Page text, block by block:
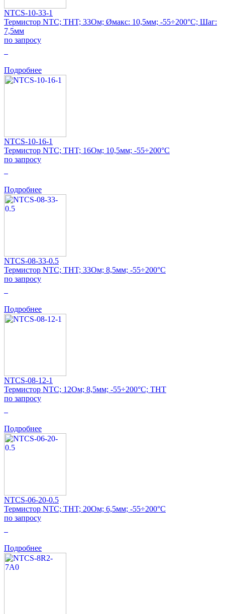
NTCS-10-33-1
Термистор NTC; THT; 33Ом; Øмакс: 10,5мм; -55÷200°C; Шаг:
7,5мм
по запросу
Подробнее
NTCS-10-16-1
Термистор NTC; THT; 16Ом; 10,5мм; -55÷200°C
по запросу
Подробнее
NTCS-08-33-0.5
Термистор NTC; THT; 33Ом; 8,5мм; -55÷200°C
по запросу
Подробнее
NTCS-08-12-1
Термистор NTC; 12Ом; 8,5мм; -55÷200°C; THT
по запросу
Подробнее
NTCS-06-20-0.5
Термистор NTC; THT; 20Ом; 6,5мм; -55÷200°C
по запросу
Подробнее